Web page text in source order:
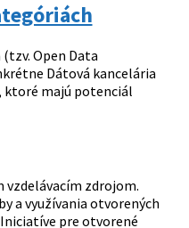
Open Data
Dátová kancelária
ktoré majú potenciál
vzdelávacím zdrojom.
a využívania otvorených
pre otvorené